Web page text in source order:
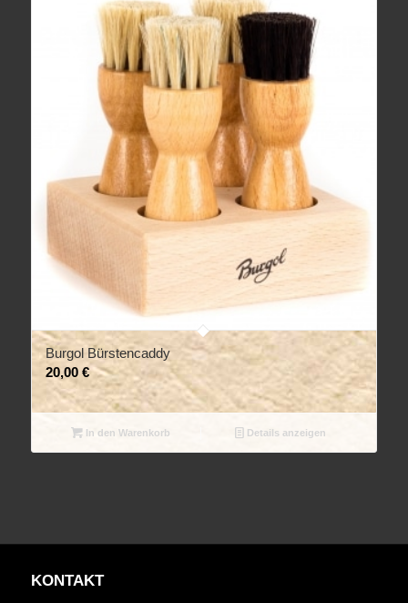
Burgol Bürstencaddy
20,00 €
In den Warenkorb Details anzeigen
KONTAKT